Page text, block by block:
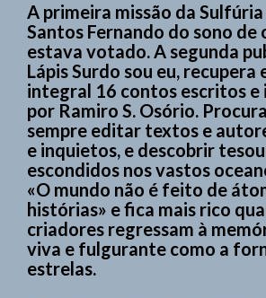
A primeira missão da
Santos Fernando do sono de
estava votado. A segunda
Lápis Surdo sou eu, recupera
integral 16 contos escritos e
por Ramiro S. Osório.
sempre editar textos e
e inquietos, e descobrir
escondidos nos vastos
«O mundo não é feito de
histórias» e fica mais rico
criadores regressam à
viva e fulgurante como a
estrelas.